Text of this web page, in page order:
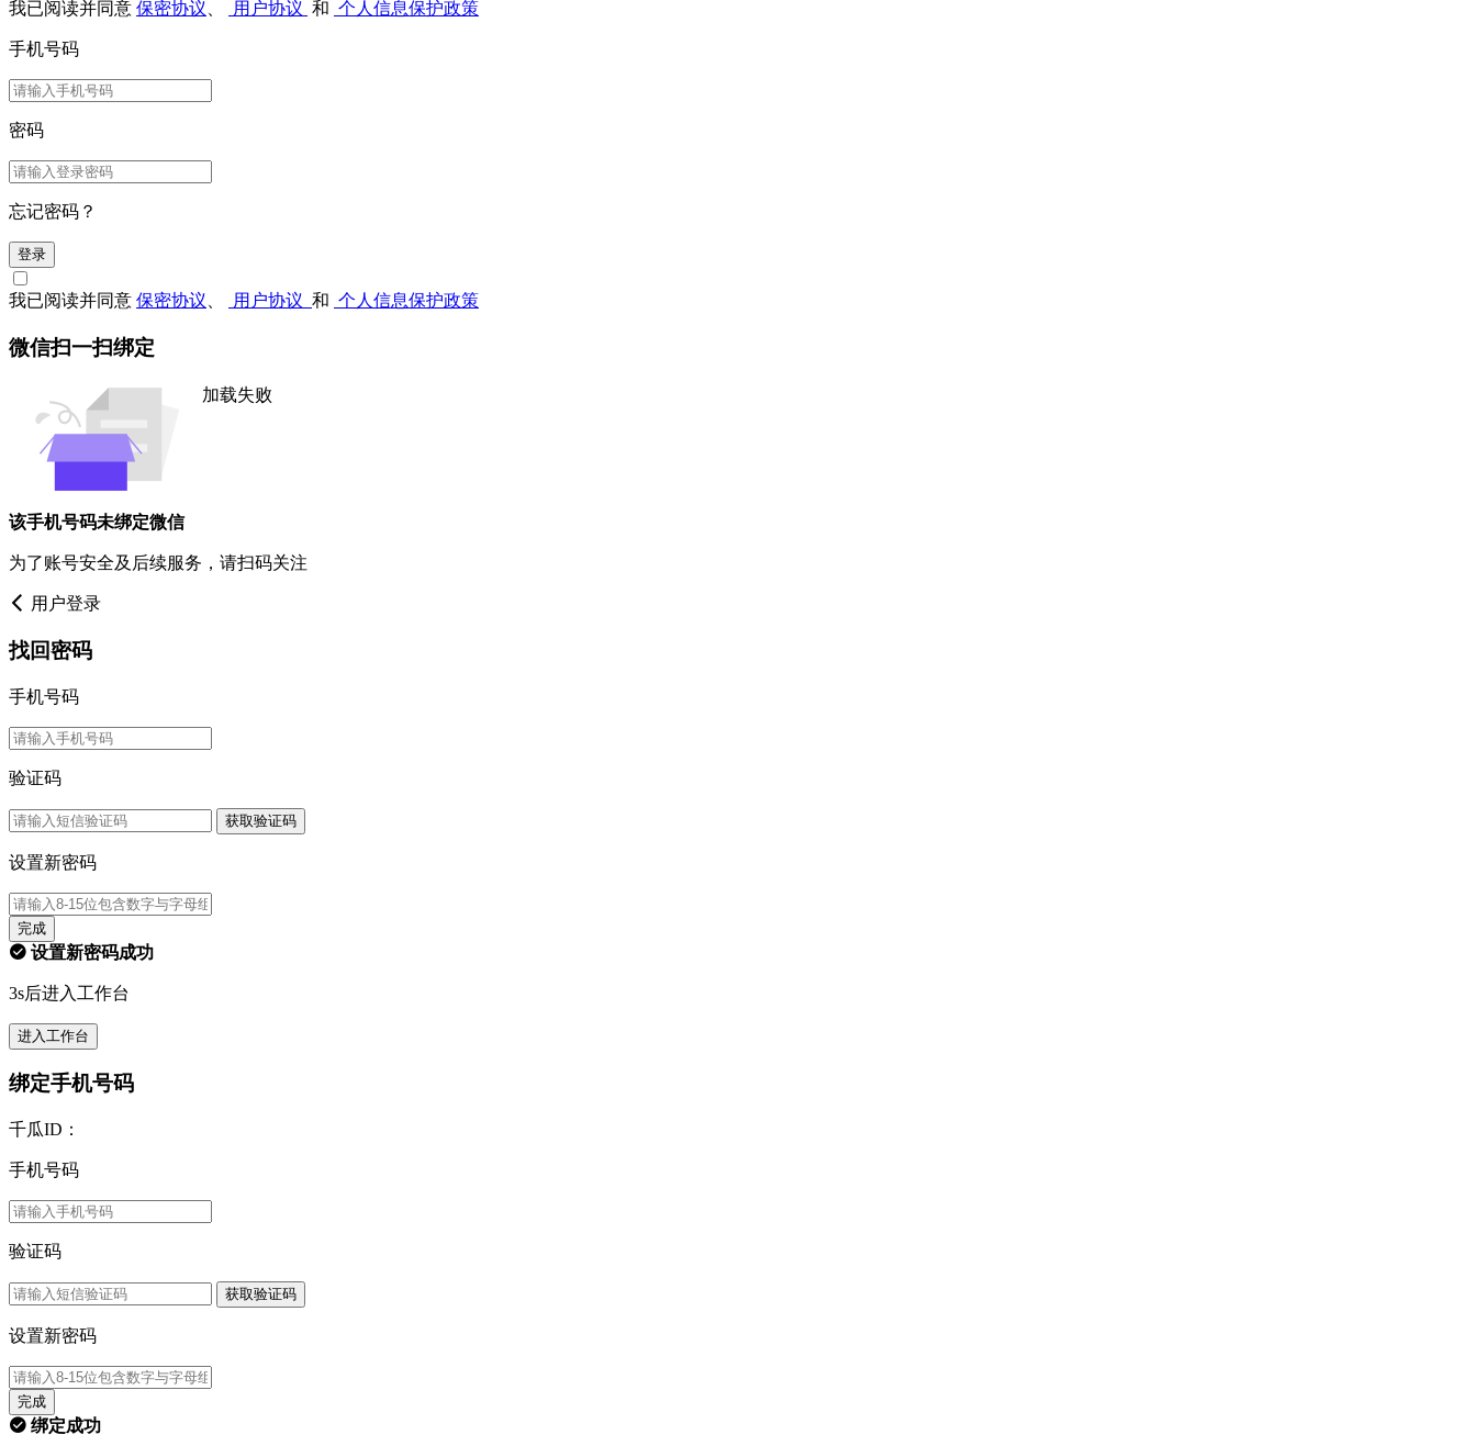
我已阅读并同意 保密协议 用户协议 和 个人信息保护政策
手机号码
密码
忘记密码？
登录
我已阅读并同意 保密协议 用户协议 和 个人信息保护政策
微信扫一扫绑定
加载失败
该手机号码未绑定微信
为了账号安全及后续服务，请扫码关注
用户登录
找回密码
手机号码
验证码
获取验证码
设置新密码
完成
设置新密码成功
3s后进入工作台
进入工作台
绑定手机号码
千瓜ID：
手机号码
验证码
获取验证码
设置新密码
完成
绑定成功